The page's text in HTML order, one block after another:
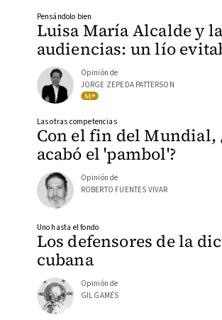
Luisa María Alcalde y
audiencias: un lío
Pensándolo bien
Opinión de
JORGE ZEPEDA PATTERSON
Con el fin del Mundial,
acabó el 'pambol'?
Las otras competencias
Opinión de
ROBERTO FUENTES VIVAR
Los defensores de la
cubana
Uno hasta el fondo
Opinión de
GIL GAMÉS